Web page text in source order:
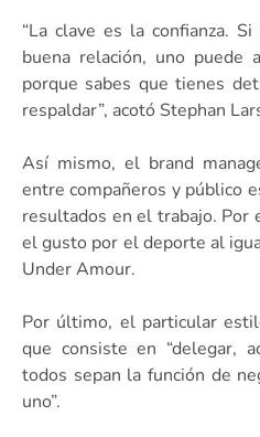
“La clave es la confianza.
buena relación, uno puede
porque sabes que tienes
respaldar”, acotó Stephan
Así mismo, el brand
entre compañeros y público
resultados en el trabajo. Por
el gusto por el deporte al
Under Amour.
Por último, el particular
que consiste en “delegar,
todos sepan la función de
uno”.